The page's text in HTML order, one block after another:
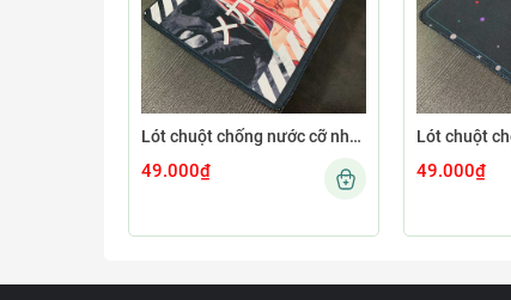
Lót chuột chống nước cỡ nhỏ 26x21cm dày 3mm S-107-26X21 (ZEROTWO-01)
49.000₫ 49.000₫